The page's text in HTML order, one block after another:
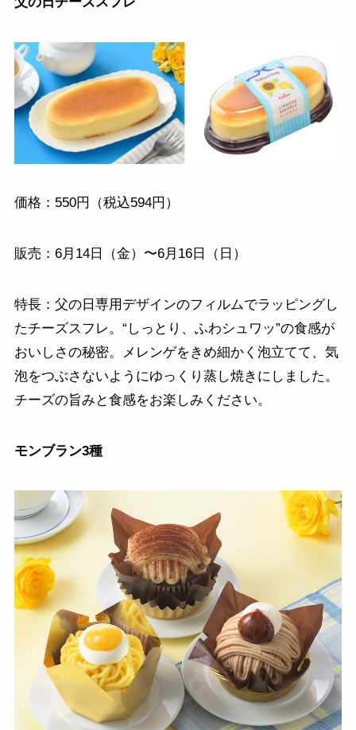
価格：550円（税込594円）
販売：6月14日（金）〜6月16日（日）
特長：父の日専用デザインのフィルムでラッピングし
たチーズスフレ。“しっとり、ふわシュワッ”の食感が
おいしさの秘密。メレンゲをきめ細かく泡立てて、気
泡をつぶさないようにゆっくり蒸し焼きにしました。
チーズの旨みと食感をお楽しみください。
モンブラン3種